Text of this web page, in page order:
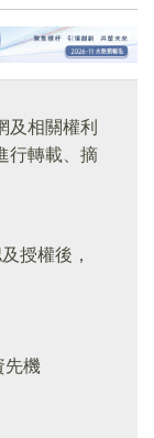
及相關權利
行轉載、摘
授權後，
先機